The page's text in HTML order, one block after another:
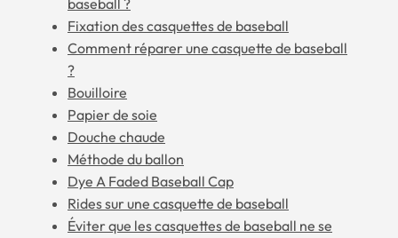
baseball ?
Fixation des casquettes de baseball
Comment réparer une casquette de baseball
?
Bouilloire
Papier de soie
Douche chaude
Méthode du ballon
Dye A Faded Baseball Cap
Rides sur une casquette de baseball
Éviter que les casquettes de baseball ne se